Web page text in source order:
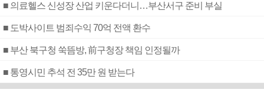
■ 의료헬스 신성장 산업 키운다더니…부산서구 준비 부실
■ 도박사이트 범죄수익 70억 전액 환수
■ 부산 북구청 쑥뜸방, 前구청장 책임 인정될까
■ 통영시민 추석 전 35만 원 받는다